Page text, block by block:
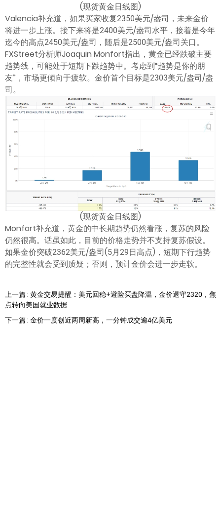
(现货黄金日线图)
Valencia补充道，如果买家收复2350美元/盎司，未来金价
将进一步上涨。接下来将是2400美元/盎司水平，接着是今年
迄今的高点2450美元/盎司，随后是2500美元/盎司关口。
FXStreet分析师Joaquin Monfort指出，黄金已经跌破主要
趋势线，可能处于短期下跌趋势中。考虑到“趋势是你的朋
友”，市场更倾向于疲软。金价首个目标是2303美元/盎司/盎
司。
(现货黄金日线图)
Monfort补充道，黄金的中长期趋势仍然看涨，复苏的风险
仍然很高。话虽如此，目前的价格走势并不支持复苏假设。
如果金价突破2362美元/盎司(5月29日高点)，短期下行趋势
的完整性就会受到质疑；否则，预计金价会进一步走软。
上一篇 : 黄金交易提醒：美元回稳+避险买盘降温，金价退守2320，焦
点转向美国就业数据
下一篇 : 金价一度创近两周新高，一分钟成交逾4亿美元